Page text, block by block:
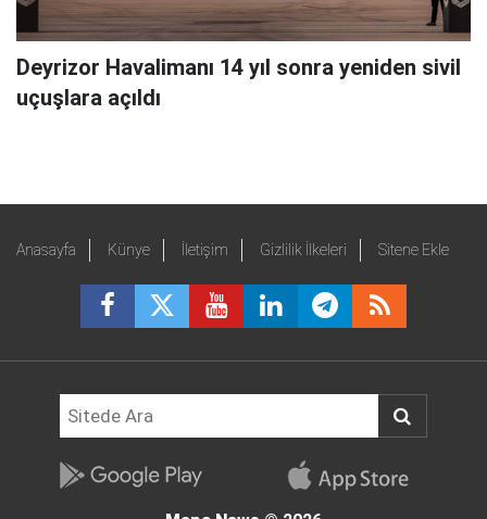
Deyrizor Havalimanı 14 yıl sonra yeniden sivil
uçuşlara açıldı
Anasayfa Künye İletişim Gizlilik İlkeleri Sitene Ekle